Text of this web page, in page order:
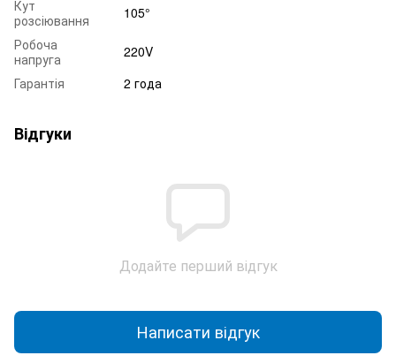
Кут
розсіювання
105°
Робоча
напруга
220V
Гарантія
2 года
Відгуки
Додайте перший відгук
Написати відгук